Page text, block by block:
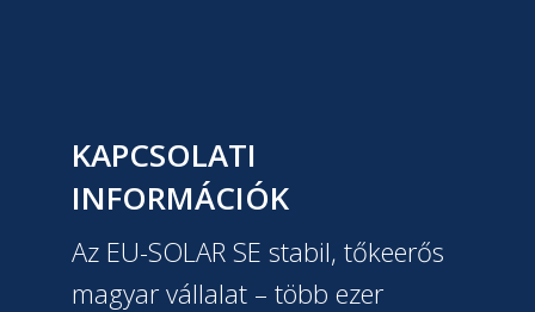
KAPCSOLATI
INFORMÁCIÓK
Az EU-SOLAR SE stabil, tőkeerős
magyar vállalat – több ezer